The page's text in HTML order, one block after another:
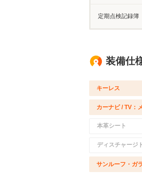
定期点検記録簿
装備仕
キーレス
カーナビ / TV：
本革シート
ディスチャージ
サンルーフ・ガ